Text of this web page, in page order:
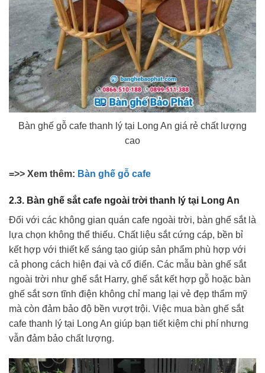
Bàn ghế gỗ cafe thanh lý tại Long An giá rẻ chất lượng
cao
=>> Xem thêm: Bàn ghế gỗ cafe
2.3. Bàn ghế sắt cafe ngoài trời thanh lý tại Long An
Đối với các không gian quán cafe ngoài trời, bàn ghế sắt là
lựa chọn không thể thiếu. Chất liệu sắt cứng cáp, bền bỉ
kết hợp với thiết kế sáng tạo giúp sản phẩm phù hợp với
cả phong cách hiện đại và cổ điển. Các mẫu bàn ghế sắt
ngoài trời như ghế sắt Harry, ghế sắt kết hợp gỗ hoặc bàn
ghế sắt sơn tĩnh điện không chỉ mang lại vẻ đẹp thẩm mỹ
mà còn đảm bảo độ bền vượt trội. Việc mua bàn ghế sắt
cafe thanh lý tại Long An giúp bạn tiết kiệm chi phí nhưng
vẫn đảm bảo chất lượng.